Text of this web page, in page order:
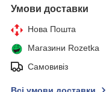
Умови доставки
Нова Пошта
Магазини Rozetka
Самовивіз
Всі умови доставки